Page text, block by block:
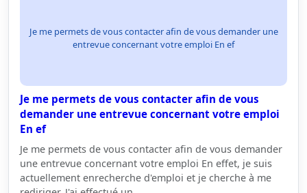
Je me permets de vous contacter afin de vous demander une
entrevue concernant votre emploi En ef
Je me permets de vous contacter afin de vous
demander une entrevue concernant votre emploi
En ef
Je me permets de vous contacter afin de vous demander
une entrevue concernant votre emploi En effet, je suis
actuellement enrecherche d'emploi et je cherche à me